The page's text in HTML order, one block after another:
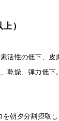
）
素活性の低下、皮
乾燥、弾力低下。
を朝夕分割摂取